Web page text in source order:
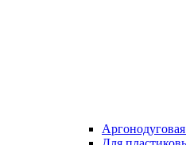
Аргонодуговая